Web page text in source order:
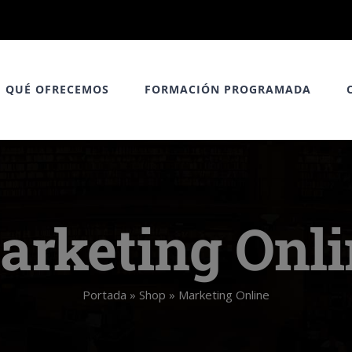
QUÉ OFRECEMOS FORMACIÓN PROGRAMADA
Portada » Shop » Marketing Online